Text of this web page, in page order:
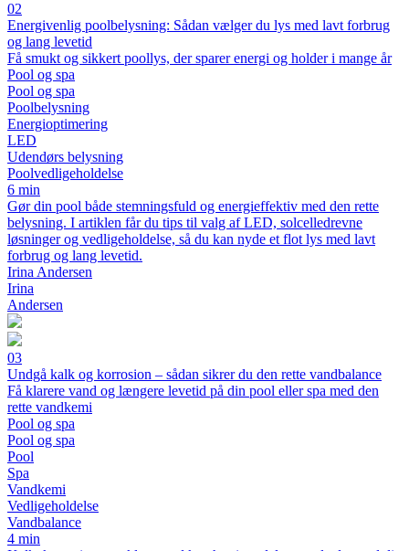
02
Energivenlig poolbelysning: Sådan vælger du lys med lavt forbrug
og lang levetid
Få smukt og sikkert poollys, der sparer energi og holder i mange år
Pool og spa
Pool og spa
Poolbelysning
Energioptimering
LED
Udendørs belysning
Poolvedligeholdelse
6 min
Gør din pool både stemningsfuld og energieffektiv med den rette
belysning. I artiklen får du tips til valg af LED, solcelledrevne
løsninger og vedligeholdelse, så du kan nyde et flot lys med lavt
forbrug og lang levetid.
Irina Andersen
Irina
Andersen
03
Undgå kalk og korrosion – sådan sikrer du den rette vandbalance
Få klarere vand og længere levetid på din pool eller spa med den
rette vandkemi
Pool og spa
Pool og spa
Pool
Spa
Vandkemi
Vedligeholdelse
Vandbalance
4 min